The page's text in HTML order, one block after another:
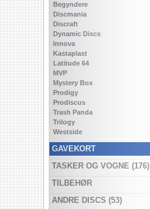
Begyndere
Discmania
Discraft
Dynamic Discs
Innova
Kastaplast
Latitude 64
MVP
Mystery Box
Prodigy
Prodiscus
Trash Panda
Trilogy
Westside
GAVEKORT
TASKER OG VOGNE (176)
TILBEHØR
ANDRE DISCS (53)